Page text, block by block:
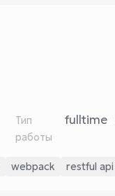
Тип
работы
fulltime
webpack restful api